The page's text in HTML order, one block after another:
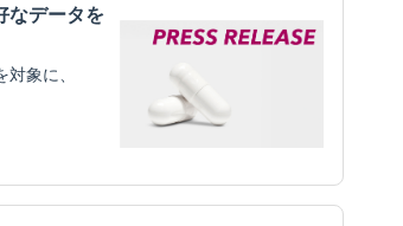
なデータを
象に、